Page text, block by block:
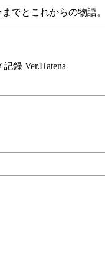
でとこれからの物語
録 Ver.Hatena